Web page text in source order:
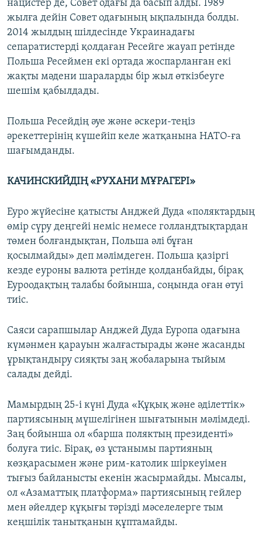
нацистер де, Совет одағы да басып алды. 1989
жылға дейін Совет одағының ықпалында болды.
2014 жылдың шілдесінде Украинадағы
сепаратистерді қолдаған Ресейге жауап ретінде
Польша Ресеймен екі ортада жоспарланған екі
жақты мәдени шараларды бір жыл өткізбеуге
шешім қабылдады.
Польша Ресейдің әуе және әскери-теңіз
әрекеттерінің күшейіп келе жатқанына НАТО-ға
шағымданды.
КАЧИНСКИЙДІҢ «РУХАНИ МҰРАГЕРІ»
Еуро жүйесіне қатысты Анджей Дуда «поляктардың
өмір сүру деңгейі неміс немесе голландтықтардан
төмен болғандықтан, Польша әлі бұған
қосылмайды» деп мәлімдеген. Польша қазіргі
кезде еуроны валюта ретінде қолданбайды, бірақ
Еуроодақтың талабы бойынша, соңында оған өтуі
тиіс.
Саяси сарапшылар Анджей Дуда Еуропа одағына
күмәнмен қарауын жалғастырады және жасанды
ұрықтандыру сияқты заң жобаларына тыйым
салады дейді.
Мамырдың 25-і күні Дуда «Құқық және әділеттік»
партиясының мүшелігінен шығатынын мәлімдеді.
Заң бойынша ол «барша поляктың президенті»
болуға тиіс. Бірақ, өз ұстанымы партияның
көзқарасымен және рим-католик шіркеуімен
тығыз байланысты екенін жасырмайды. Мысалы,
ол «Азаматтық платформа» партиясының гейлер
мен әйелдер құқығы тәрізді мәселелерге тым
кеңшілік танытқанын құптамайды.